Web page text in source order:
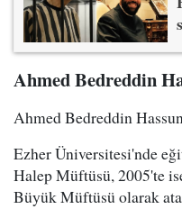
Ahmed Bedreddin
Ahmed Bedreddin
Ezher Üniversitesi'nde
Halep Müftüsü, 2005'te
Büyük Müftüsü olarak